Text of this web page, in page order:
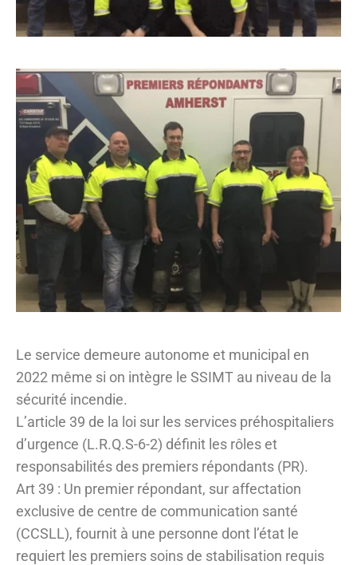
Le service demeure autonome et municipal en
2022 même si on intègre le SSIMT au niveau de la
sécurité incendie.
L’article 39 de la loi sur les services préhospitaliers
d’urgence (L.R.Q.S-6-2) définit les rôles et
responsabilités des premiers répondants (PR).
Art 39 : Un premier répondant, sur affectation
exclusive de centre de communication santé
(CCSLL), fournit à une personne dont l’état le
requiert les premiers soins de stabilisation requis